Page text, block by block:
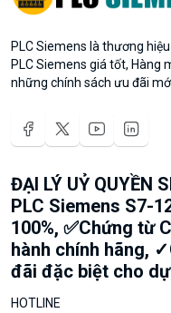
PLC Siemens là thương
PLC Siemens giá tốt, Hàng
những chính sách ưu đãi
ĐẠI LÝ UỶ QUYỀN
PLC Siemens S7-
100%, ✅Chứng từ
hành chính hãng,
đãi đặc biệt cho
HOTLINE